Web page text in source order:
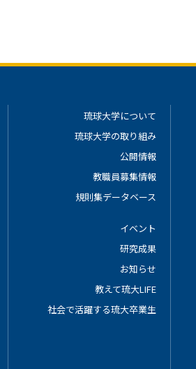
琉球大学について
琉球大学の取り組み
公開情報
教職員募集情報
規則集データベース
イベント
研究成果
お知らせ
教えて琉大LIFE
社会で活躍する琉大卒業生